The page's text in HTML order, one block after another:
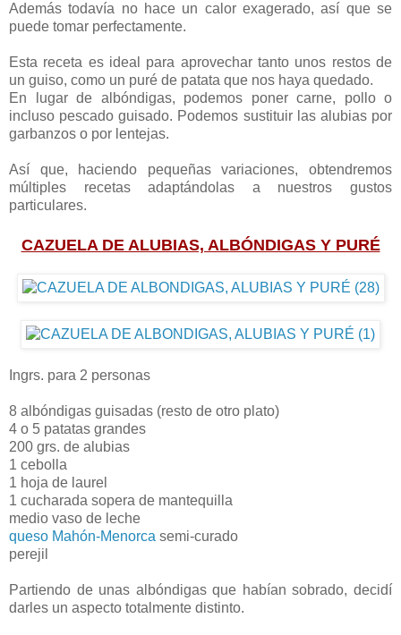
Además todavía no hace un calor exagerado, así que se
puede tomar perfectamente.
Esta receta es ideal para aprovechar tanto unos restos de
un guiso, como un puré de patata que nos haya quedado.
En lugar de albóndigas, podemos poner carne, pollo o
incluso pescado guisado. Podemos sustituir las alubias por
garbanzos o por lentejas.
Así que, haciendo pequeñas variaciones, obtendremos
múltiples recetas adaptándolas a nuestros gustos
particulares.
CAZUELA DE ALUBIAS, ALBÓNDIGAS Y PURÉ
Ingrs. para 2 personas
8 albóndigas guisadas (resto de otro plato)
4 o 5 patatas grandes
200 grs. de alubias
1 cebolla
1 hoja de laurel
1 cucharada sopera de mantequilla
medio vaso de leche
queso Mahón-Menorca semi-curado
perejil
Partiendo de unas albóndigas que habían sobrado, decidí
darles un aspecto totalmente distinto.